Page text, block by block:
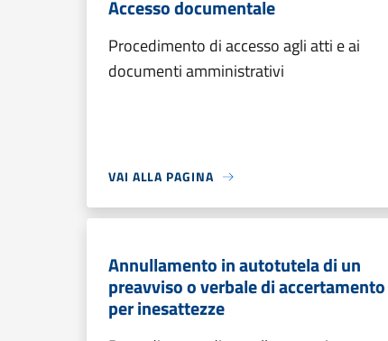
Accesso documentale
Procedimento di accesso agli atti e ai
documenti amministrativi
VAI ALLA PAGINA
Annullamento in autotutela di un
preavviso o verbale di accertamento
per inesattezze